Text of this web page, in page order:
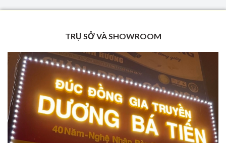
TRỤ SỞ VÀ SHOWROOM